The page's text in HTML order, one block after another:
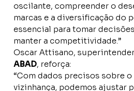
oscilante, compreender o
marcas e a diversificação do
essencial para tomar
manter a competitividade.”
Oscar Attisano,
ABAD, reforça:
“Com dados precisos sobre o
vizinhança, podemos ajustar